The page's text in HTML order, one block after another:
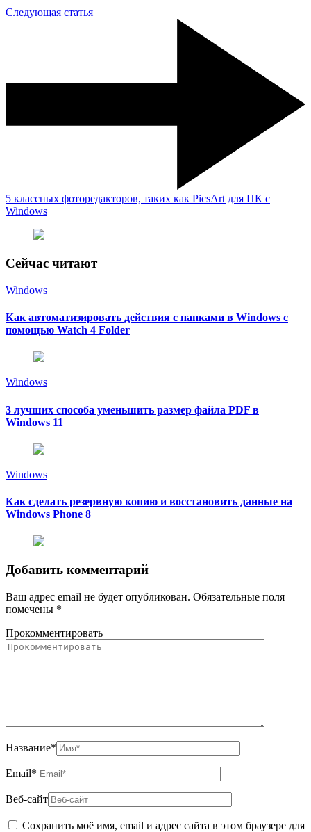
Следующая статья
5 классных фоторедакторов, таких как PicsArt для ПК с
Windows
Сейчас читают
Windows
Как автоматизировать действия с папками в Windows с
помощью Watch 4 Folder
Windows
3 лучших способа уменьшить размер файла PDF в
Windows 11
Windows
Как сделать резервную копию и восстановить данные на
Windows Phone 8
Добавить комментарий
Ваш адрес email не будет опубликован. Обязательные поля
помечены *
Прокомментировать
Название*
Email*
Веб-сайт
Сохранить моё имя, email и адрес сайта в этом браузере для